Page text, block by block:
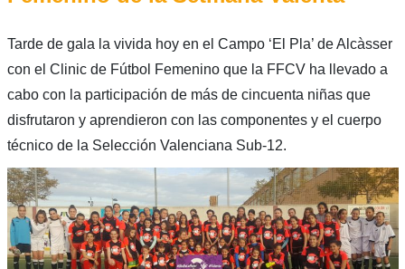
Tarde de gala la vivida hoy en el Campo ‘El Pla’ de Alcàsser
con el Clinic de Fútbol Femenino que la FFCV ha llevado a
cabo con la participación de más de cincuenta niñas que
disfrutaron y aprendieron con las componentes y el cuerpo
técnico de la Selección Valenciana Sub-12.